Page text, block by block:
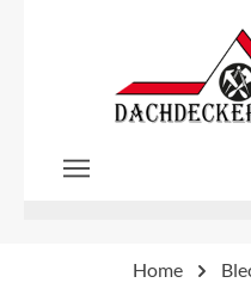
Zum Hauptinhalt springen
Home